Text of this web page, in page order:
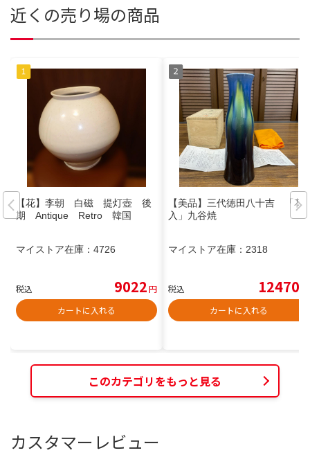
近くの売り場の商品
【花】李朝 白磁 提灯壺 後
期 Antique Retro 韓国
マイストア在庫： 4726
税込 9022円
カートに入れる
【美品】三代徳田八十吉 「花
入」九谷焼
マイストア在庫： 2318
税込 12470
カートに入れる
このカテゴリをもっと見る
カスタマーレビュー